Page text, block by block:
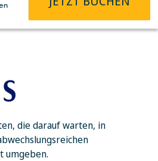
die darauf warten, in
umgeben.